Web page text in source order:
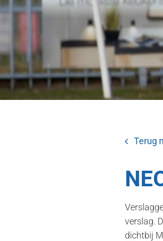
Terug
verslag.
dichtbij